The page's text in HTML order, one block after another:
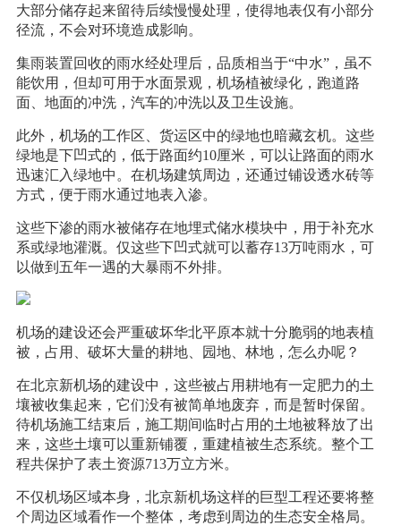
大部分储存起来留待后续慢慢处理，使得地表仅有小部分
径流，不会对环境造成影响。
集雨装置回收的雨水经处理后，品质相当于“中水”，虽不
能饮用，但却可用于水面景观，机场植被绿化，跑道路
面、地面的冲洗，汽车的冲洗以及卫生设施。
此外，机场的工作区、货运区中的绿地也暗藏玄机。这些
绿地是下凹式的，低于路面约10厘米，可以让路面的雨水
迅速汇入绿地中。在机场建筑周边，还通过铺设透水砖等
方式，便于雨水通过地表入渗。
这些下渗的雨水被储存在地埋式储水模块中，用于补充水
系或绿地灌溉。仅这些下凹式就可以蓄存13万吨雨水，可
以做到五年一遇的大暴雨不外排。
机场的建设还会严重破坏华北平原本就十分脆弱的地表植
被，占用、破坏大量的耕地、园地、林地，怎么办呢？
在北京新机场的建设中，这些被占用耕地有一定肥力的土
壤被收集起来，它们没有被简单地废弃，而是暂时保留。
待机场施工结束后，施工期间临时占用的土地被释放了出
来，这些土壤可以重新铺覆，重建植被生态系统。整个工
程共保护了表土资源713万立方米。
不仅机场区域本身，北京新机场这样的巨型工程还要将整
个周边区域看作一个整体，考虑到周边的生态安全格局。